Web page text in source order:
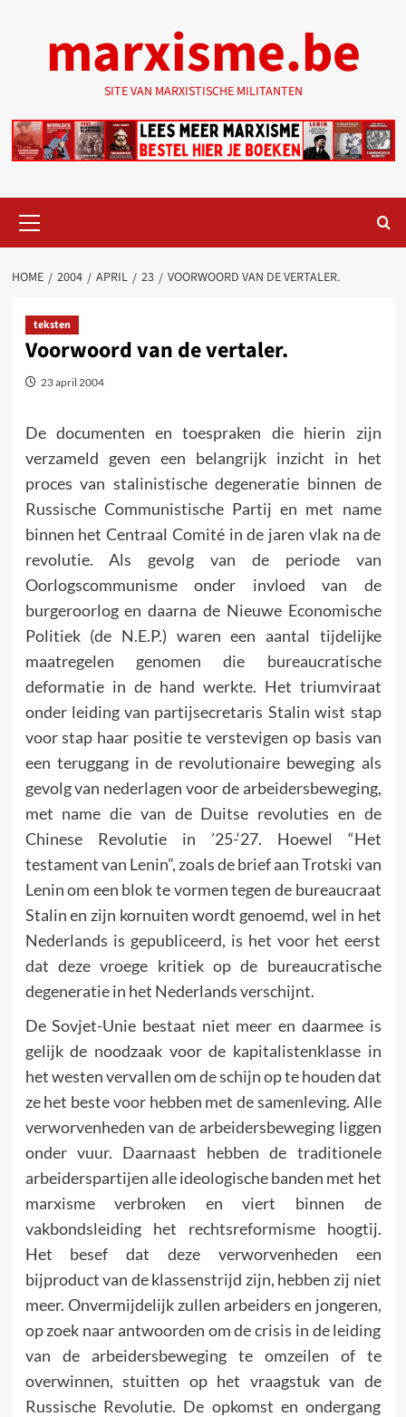
marxisme.be
SITE VAN MARXISTISCHE MILITANTEN
menu
HOME 2004 APRIL 23 VOORWOORD VAN DE VERTALER.
teksten
Voorwoord van de vertaler.
23 april 2004
De documenten en toespraken die hierin zijn
verzameld geven een belangrijk inzicht in het
proces van stalinistische degeneratie binnen de
Russische Communistische Partij en met name
binnen het Centraal Comité in de jaren vlak na de
revolutie. Als gevolg van de periode van
Oorlogscommunisme onder invloed van de
burgeroorlog en daarna de Nieuwe Economische
Politiek (de N.E.P.) waren een aantal tijdelijke
maatregelen genomen die bureaucratische
deformatie in de hand werkte. Het triumviraat
onder leiding van partijsecretaris Stalin wist stap
voor stap haar positie te verstevigen op basis van
een teruggang in de revolutionaire beweging als
gevolg van nederlagen voor de arbeidersbeweging,
met name die van de Duitse revoluties en de
Chinese Revolutie in ’25-‘27. Hoewel “Het
testament van Lenin”, zoals de brief aan Trotski van
Lenin om een blok te vormen tegen de bureaucraat
Stalin en zijn kornuiten wordt genoemd, wel in het
Nederlands is gepubliceerd, is het voor het eerst
dat deze vroege kritiek op de bureaucratische
degeneratie in het Nederlands verschijnt.
De Sovjet-Unie bestaat niet meer en daarmee is
gelijk de noodzaak voor de kapitalistenklasse in
het westen vervallen om de schijn op te houden dat
ze het beste voor hebben met de samenleving. Alle
verworvenheden van de arbeidersbeweging liggen
onder vuur. Daarnaast hebben de traditionele
arbeiderspartijen alle ideologische banden met het
marxisme verbroken en viert binnen de
vakbondsleiding het rechtsreformisme hoogtij.
Het besef dat deze verworvenheden een
bijproduct van de klassenstrijd zijn, hebben zij niet
meer. Onvermijdelijk zullen arbeiders en jongeren,
op zoek naar antwoorden om de crisis in de leiding
van de arbeidersbeweging te omzeilen of te
overwinnen, stuitten op het vraagstuk van de
Russische Revolutie. De opkomst en ondergang